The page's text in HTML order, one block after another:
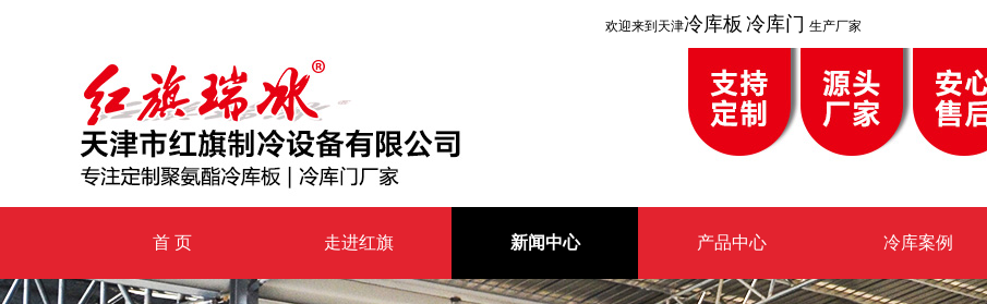
欢迎来到天津冷库板 冷库门 生产厂家
首 页 走进红旗 新闻中心 产品中心 冷库案例